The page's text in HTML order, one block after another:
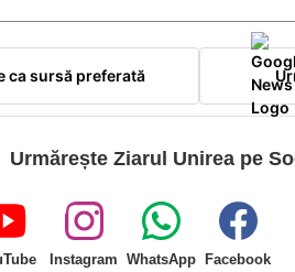
ca sursă preferată
Urmărește Ziarul Unirea pe
Instagram WhatsApp Facebook